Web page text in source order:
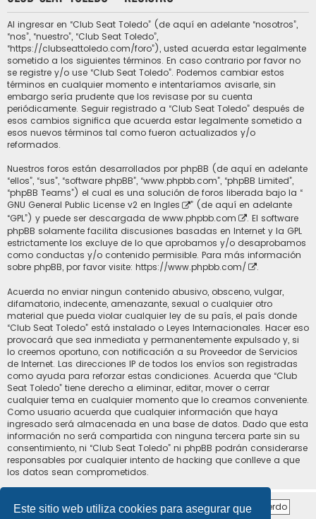
Este sitio web utiliza cookies para asegurar que
Al ingresar en “Club Seat Toledo” (de aquí en adelante “nosotros”,
“nos”, “nuestro”, “Club Seat Toledo”,
“https://clubseattoledo.com/foro”), usted acuerda estar legalmente
sometido a los siguientes términos. En caso contrario por favor no
se registre y/o use “Club Seat Toledo”. Podemos cambiar estos
términos en cualquier momento e intentaríamos avisarle, sin
embargo sería prudente que los revisase por su cuenta
periódicamente. Seguir registrado a “Club Seat Toledo” después de
esos cambios significa que acuerda estar legalmente sometido a
esos nuevos términos tal como fueron actualizados y/o
reformados.
Nuestros foros están desarrollados por phpBB (de aquí en adelante
“ellos”, “sus”, “software phpBB”, “www.phpbb.com”, “phpBB Limited”,
“phpBB Teams”) el cual es una solución de foros liberada bajo la “
GNU General Public License v2 en Ingles
” (de aquí en adelante
“GPL”) y puede ser descargada de www.phpbb.com
. El software
phpBB solamente facilita discusiones basadas en Internet y la GPL
estrictamente los excluye de lo que aprobamos y/o desaprobamos
como conductas y/o contenido permisible. Para más información
sobre phpBB, por favor visite: https://www.phpbb.com/ .
Acuerda no enviar ningun contenido abusivo, obsceno, vulgar,
difamatorio, indecente, amenazante, sexual o cualquier otro
material que pueda violar cualquier ley de su país, el país donde
“Club Seat Toledo” está instalado o Leyes Internacionales. Hacer eso
provocará que sea inmediata y permanentemente expulsado y, si
lo creemos oportuno, con notificación a su Proveedor de Servicios
de Internet. Las direcciones IP de todos los envíos son registradas
como ayuda para reforzar estas condiciones. Acuerda que “Club
Seat Toledo” tiene derecho a eliminar, editar, mover o cerrar
cualquier tema en cualquier momento que lo creamos conveniente.
Como usuario acuerda que cualquier información que haya
ingresado será almacenada en una base de datos. Dado que esta
información no será compartida con ninguna tercera parte sin su
consentimiento, ni “Club Seat Toledo” ni phpBB podrán considerarse
responsables por cualquier intento de hacking que conlleve a que
los datos sean comprometidos.